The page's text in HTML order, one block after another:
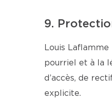
9.
Louis
pourriel et à la
d’accès, de
explicite.